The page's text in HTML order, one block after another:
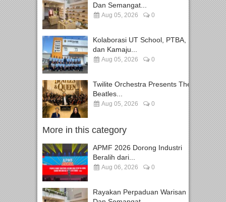
Dan Semangat...
Aug 05, 2026 0
Kolaborasi UT School, PTBA,
dan Kamaju...
Aug 05, 2026 0
Twilite Orchestra Presents The
Beatles...
Aug 05, 2026 0
More in this category
APMF 2026 Dorong Industri
Beralih dari...
Aug 06, 2026 0
Rayakan Perpaduan Warisan